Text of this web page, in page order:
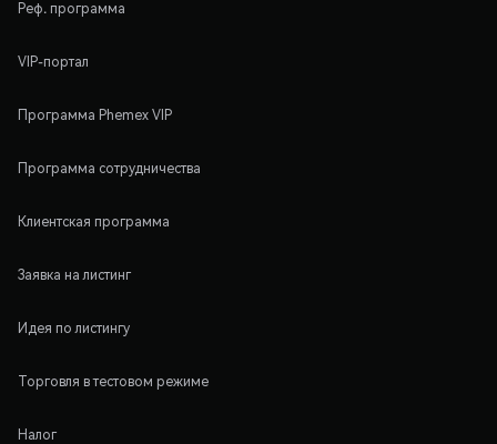
Реф. программа
VIP-портал
Программа Phemex VIP
Программа сотрудничества
Клиентская программа
Заявка на листинг
Идея по листингу
Торговля в тестовом режиме
Налог